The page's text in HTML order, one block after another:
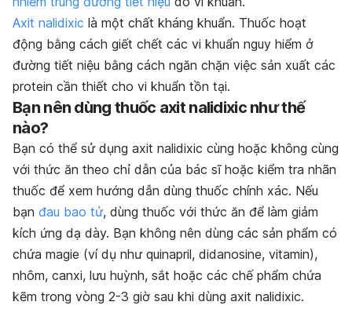
Axit nalidixic là một chất kháng khuẩn. Thuốc hoạt
động bằng cách giết chết các vi khuẩn nguy hiểm ở
đường tiết niệu bằng cách ngăn chặn việc sản xuất các
protein cần thiết cho vi khuẩn tồn tại.
Bạn nên dùng thuốc axit nalidixic như thế
nào?
Bạn có thể sử dụng axit nalidixic cùng hoặc không cùng
với thức ăn theo chỉ dẫn của bác sĩ hoặc kiểm tra nhãn
thuốc để xem hướng dẫn dùng thuốc chính xác. Nếu
bạn đau bao tử, dùng thuốc với thức ăn để làm giảm
kích ứng dạ dày. Bạn không nên dùng các sản phẩm có
chứa magie (ví dụ như quinapril, didanosine, vitamin),
nhôm, canxi, lưu huỳnh, sắt hoặc các chế phẩm chứa
kẽm trong vòng 2-3 giờ sau khi dùng axit nalidixic.